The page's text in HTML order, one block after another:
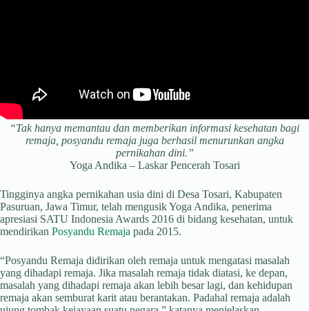
“Tak hanya memantau dan memberikan informasi kesehatan bagi
remaja, posyandu remaja juga berhasil menurunkan angka
pernikahan dini.”
Yoga Andika – Laskar Pencerah Tosari
Tingginya angka pernikahan usia dini di Desa Tosari, Kabupaten
Pasuruan, Jawa Timur, telah mengusik Yoga Andika, penerima
apresiasi SATU Indonesia Awards 2016 di bidang kesehatan, untuk
mendirikan Posyandu Remaja pada 2015.
“Posyandu Remaja didirikan oleh remaja untuk mengatasi masalah
yang dihadapi remaja. Jika masalah remaja tidak diatasi, ke depan,
masalah yang dihadapi remaja akan lebih besar lagi, dan kehidupan
remaja akan semburat karit atau berantakan. Padahal remaja adalah